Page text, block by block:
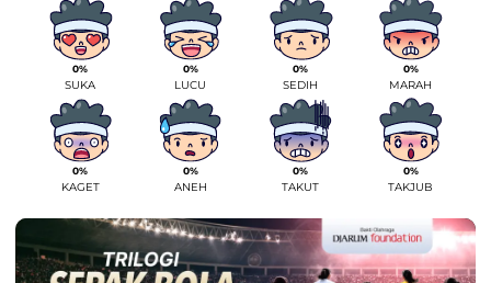
0%
SUKA
0%
LUCU
0%
SEDIH
0%
MARAH
0%
KAGET
0%
ANEH
0%
TAKUT
0%
TAKJUB